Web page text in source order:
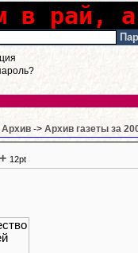
в рай,
Архив -> Архив газеты за
12pt